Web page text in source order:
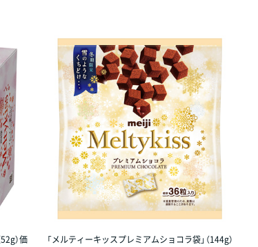
）価
「メルティーキッスプレミアムショコラ袋」（144g）